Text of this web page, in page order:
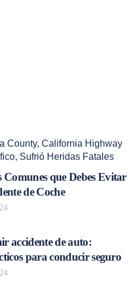
County, California Highway
, Sufrió Heridas Fatales
Comunes que Debes Evitar
de Coche
accidente de auto:
para conducir seguro